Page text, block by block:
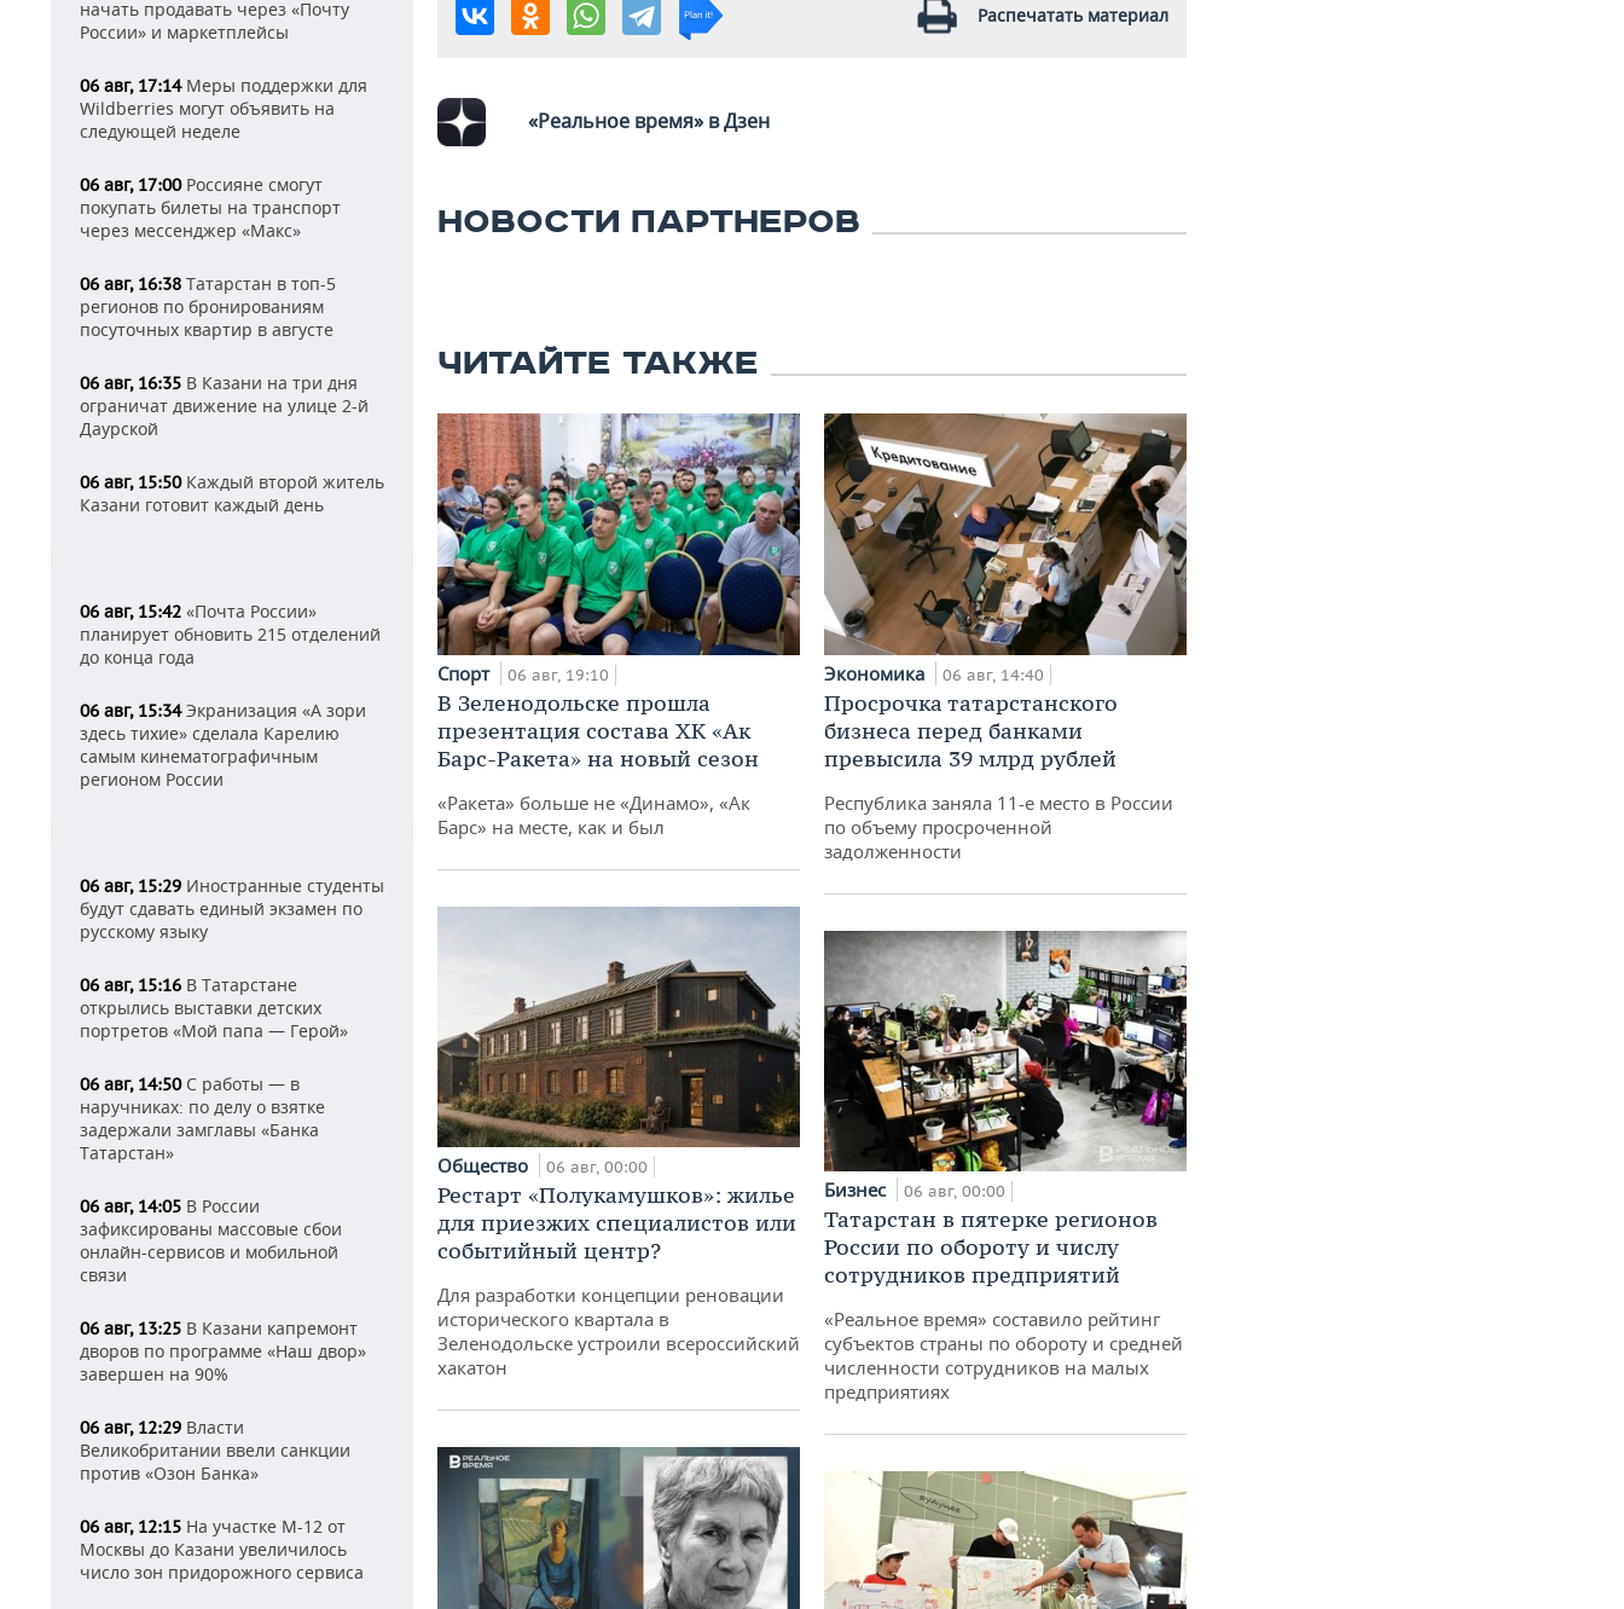
начать продавать через «Почту
России» и маркетплейсы
06 авг, 17:14Меры поддержки для
Wildberries могут объявить на
следующей неделе
06 авг, 17:00Россияне смогут
покупать билеты на транспорт
через мессенджер «Макс»
06 авг, 16:38 Татарстан в топ-5
регионов по бронированиям
посуточных квартир в августе
06 авг, 16:35 В Казани на три дня
ограничат движение на улице 2-й
Даурской
06 авг, 15:50Каждый второй житель
Казани готовит каждый день
06 авг, 15:42 «Почта России»
планирует обновить 215 отделений
до конца года
06 авг, 15:34Экранизация «А зори
здесь тихие» сделала Карелию
самым кинематографичным
регионом России
06 авг, 15:29 Иностранные студенты
будут сдавать единый экзамен по
русскому языку
06 авг, 15:16 В Татарстане
открылись выставки детских
портретов «Мой папа — Герой»
06 авг, 14:50С работы — в
наручниках: по делу о взятке
задержали замглавы «Банка
Татарстан»
06 авг, 14:05 В России
зафиксированы массовые сбои
онлайн-сервисов и мобильной
связи
06 авг, 13:25 В Казани капремонт
дворов по программе «Наш двор»
завершен на 90%
06 авг, 12:29 Власти
Великобритании ввели санкции
против «Озон Банка»
06 авг, 12:15 На участке М-12 от
Москвы до Казани увеличилось
число зон придорожного сервиса
Распечатать материал
«Реальное время» в Дзен
НОВОСТИ ПАРТНЕРОВ
ЧИТАЙТЕ ТАКЖЕ
Спорт 06 авг, 19:10
В Зеленодольске прошла
презентация состава ХК «Ак
Барс-Ракета» на новый сезон
«Ракета» больше не «Динамо», «Ак
Барс» на месте, как и был
Общество 06 авг, 00:00
Рестарт «Полукамушков»: жилье
для приезжих специалистов или
событийный центр?
Для разработки концепции реновации
исторического квартала в
Зеленодольске устроили всероссийский
хакатон
Экономика 06 авг, 14:40
Просрочка татарстанского
бизнеса перед банками
превысила 39 млрд рублей
Республика заняла 11-е место в России
по объему просроченной
задолженности
Бизнес 06 авг, 00:00
Татарстан в пятерке регионов
России по обороту и числу
сотрудников предприятий
«Реальное время» составило рейтинг
субъектов страны по обороту и средней
численности сотрудников на малых
предприятиях